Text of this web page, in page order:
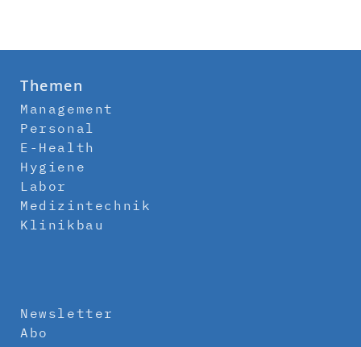
Themen
Management
Personal
E-Health
Hygiene
Labor
Medizintechnik
Klinikbau
Newsletter
Abo